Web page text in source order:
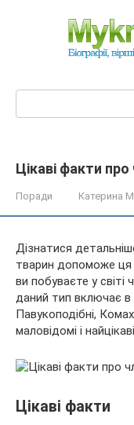
Цікаві факти
Поради Катерина
Дізнатися
тварин допоможе ця
ви побуваєте у світі
даний тип включає в
Павукоподібні,
маловідомі і
Цікаві факти